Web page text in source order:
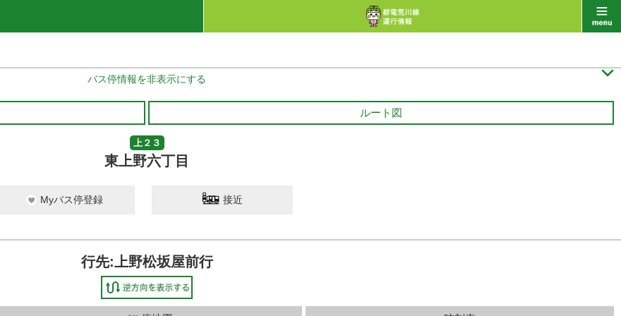
バス停情報を非表示にする 
ルート図
上２３
東上野六丁目
Myバス停登録 接近
行先:上野松坂屋前行